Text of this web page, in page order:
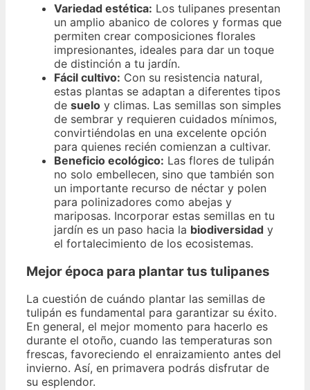
Variedad estética: Los tulipanes presentan
un amplio abanico de colores y formas que
permiten crear composiciones florales
impresionantes, ideales para dar un toque
de distinción a tu jardín.
Fácil cultivo: Con su resistencia natural,
estas plantas se adaptan a diferentes tipos
de suelo y climas. Las semillas son simples
de sembrar y requieren cuidados mínimos,
convirtiéndolas en una excelente opción
para quienes recién comienzan a cultivar.
Beneficio ecológico: Las flores de tulipán
no solo embellecen, sino que también son
un importante recurso de néctar y polen
para polinizadores como abejas y
mariposas. Incorporar estas semillas en tu
jardín es un paso hacia la biodiversidad y
el fortalecimiento de los ecosistemas.
Mejor época para plantar tus tulipanes
La cuestión de cuándo plantar las semillas de
tulipán es fundamental para garantizar su éxito.
En general, el mejor momento para hacerlo es
durante el otoño, cuando las temperaturas son
frescas, favoreciendo el enraizamiento antes del
invierno. Así, en primavera podrás disfrutar de
su esplendor.